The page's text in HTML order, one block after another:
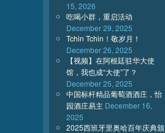
15, 2026
吃喝小群，重启活动
December 29, 2025
Tchin Tchin！敬岁月！
December 26, 2025
【视频】在阿根廷驻华大使
馆，我也成“大使”了？
December 25, 2025
中国标杆精品葡萄酒酒庄，怡
园酒庄易主 December 16,
2025
2025西班牙里奥哈百年庆典颁